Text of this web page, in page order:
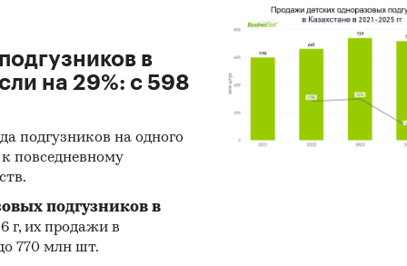
информации:
государственных органов статистики
государственных доходов Министерства
статистика международной торговли
источники (сайты, порталы)
эмитентов Казахстана
компаний
в
на 29%: с 598
подгузников на одного
повседневному
подгузников в
г, их продажи в
770 млн шт.